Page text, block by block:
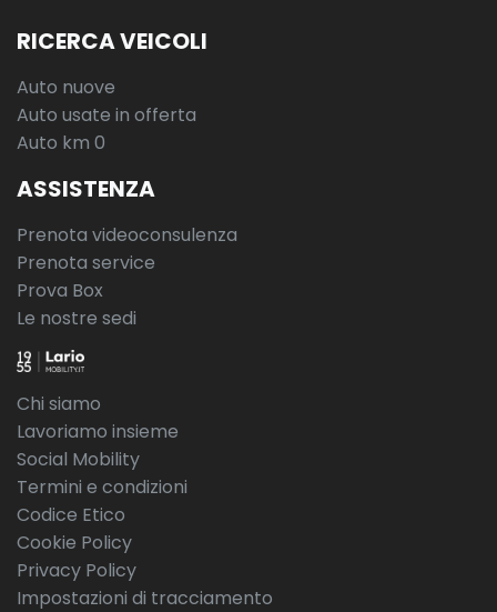
RICERCA VEICOLI
Auto nuove
Auto usate in offerta
Auto km 0
ASSISTENZA
Prenota videoconsulenza
Prenota service
Prova Box
Le nostre sedi
Chi siamo
Lavoriamo insieme
Social Mobility
Termini e condizioni
Codice Etico
Cookie Policy
Privacy Policy
Impostazioni di tracciamento